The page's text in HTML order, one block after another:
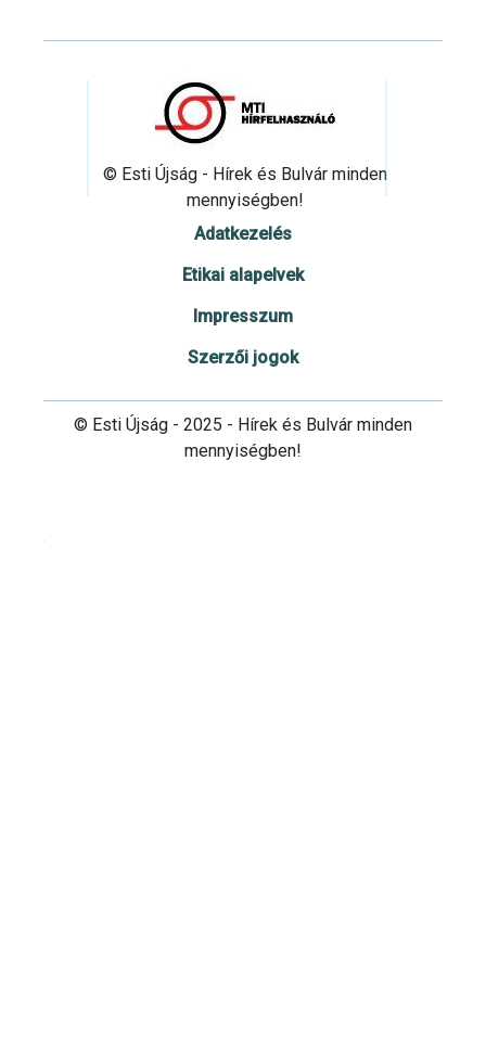
© Esti Újság - Hírek és Bulvár minden
mennyiségben!
Adatkezelés
Etikai alapelvek
Impresszum
Szerzői jogok
© Esti Újság - 2025 - Hírek és Bulvár minden
mennyiségben!